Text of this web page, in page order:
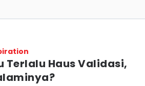
Terlalu Haus Validasi,